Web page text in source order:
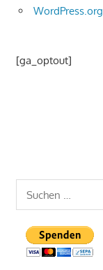
WordPress.org
[ga_optout]